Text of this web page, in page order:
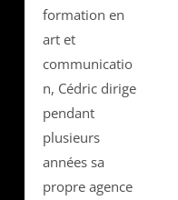
formation en
art et
communicatio
n, Cédric dirige
pendant
plusieurs
années sa
propre agence